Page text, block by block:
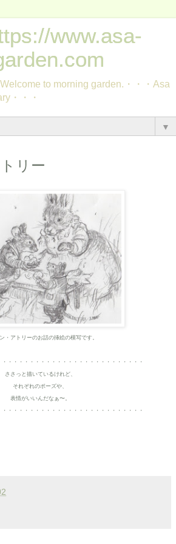
www.asa-
to morning garden.・・・Asa
・・・
▼
リー
・アトリーのお話の挿絵の模写です。
・・・・・・・・・・・・・・・・・・・・・・・・・・
ささっと描いているけれど、
それぞれのポーズや、
表情がいいんだなぁ〜。
・・・・・・・・・・・・・・・・・・・・・・・・・・